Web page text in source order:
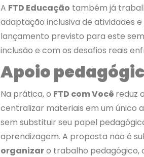
A FTD Educação também já
adaptação inclusiva de atividades
lançamento previsto para este
inclusão e com os desafios reais
Apoio
Na prática, o FTD com Você reduz
centralizar materiais em um único
sem substituir seu papel
aprendizagem. A proposta não é
organizaro trabalho pedagógico,